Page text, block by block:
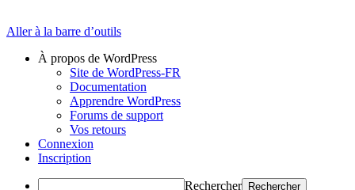
Aller à la barre d’outils
À propos de WordPress
Site de WordPress-FR
Documentation
Apprendre WordPress
Forums de support
Vos retours
Connexion
Inscription
Rechercher